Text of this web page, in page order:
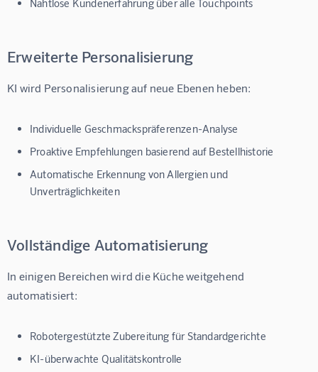
Nahtlose Kundenerfahrung über alle Touchpoints
Erweiterte Personalisierung
KI wird Personalisierung auf neue Ebenen heben:
Individuelle Geschmackspräferenzen-Analyse
Proaktive Empfehlungen basierend auf Bestellhistorie
Automatische Erkennung von Allergien und
Unverträglichkeiten
Vollständige Automatisierung
In einigen Bereichen wird die Küche weitgehend
automatisiert:
Robotergestützte Zubereitung für Standardgerichte
KI-überwachte Qualitätskontrolle